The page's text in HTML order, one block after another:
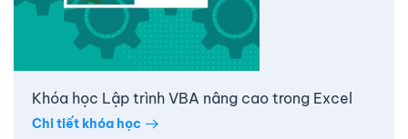
Khóa học Lập trình VBA nâng cao trong Excel
Chi tiết khóa học